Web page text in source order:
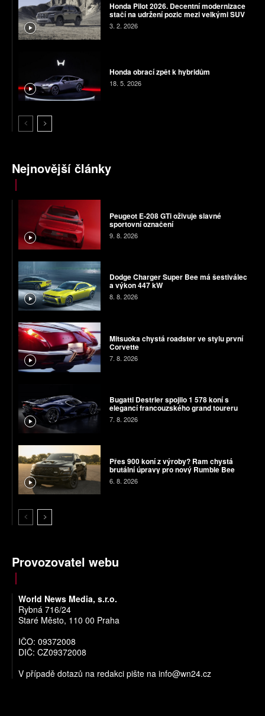
Honda Pilot 2026. Decentní modernizace
stačí na udržení pozic mezi velkými SUV
3. 2. 2026
Honda obrací zpět k hybridům
18. 5. 2026
Nejnovější články
Peugeot E-208 GTi oživuje slavné
sportovní označení
9. 8. 2026
Dodge Charger Super Bee má šestiválec
a výkon 447 kW
8. 8. 2026
Mitsuoka chystá roadster ve stylu první
Corvette
7. 8. 2026
Bugatti Destrier spojilo 1 578 koní s
elegancí francouzského grand toureru
7. 8. 2026
Přes 900 koní z výroby? Ram chystá
brutální úpravy pro nový Rumble Bee
6. 8. 2026
Provozovatel webu
World News Media, s.r.o.
Rybná 716/24
Staré Město, 110 00 Praha
IČO: 09372008
DIČ: CZ09372008
V případě dotazů na redakci pište na info@wn24.cz